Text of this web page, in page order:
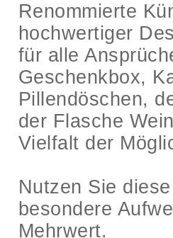
Renommierte
hochwertiger
für alle
Geschenkbox,
Pillendöschen,
der Flasche
Vielfalt der
Nutzen Sie
besondere
Mehrwert.